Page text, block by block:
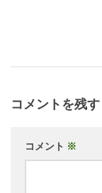
コメントを残す
コメント ※